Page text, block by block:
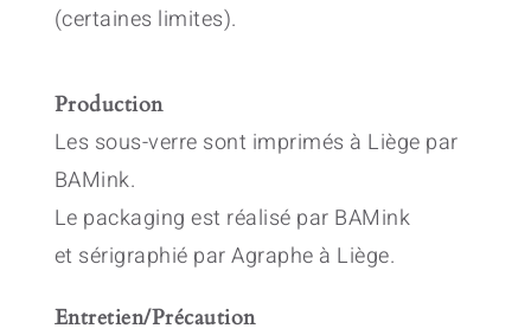
(certaines limites).
Production
Les sous-verre sont imprimés à Liège par
BAMink.
Le packaging est réalisé par BAMink
et sérigraphié par Agraphe à Liège.
Entretien/Précaution